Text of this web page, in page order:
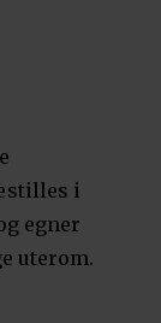
i
egner
uterom.